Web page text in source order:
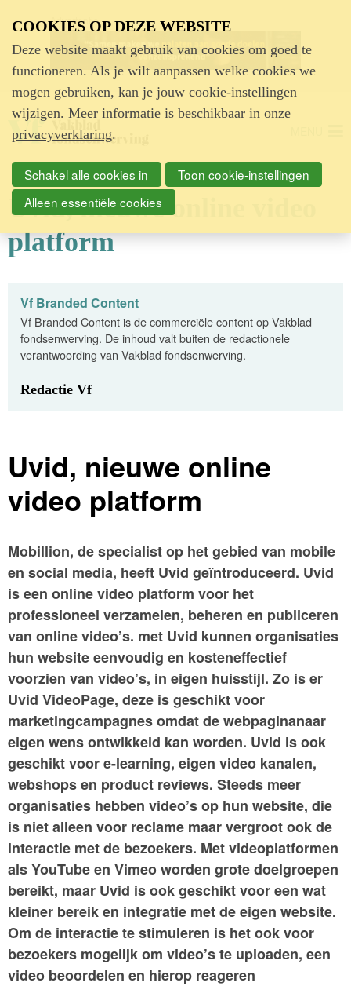
Advertentie
Uvid, nieuwe online video
platform
Vf Branded Content
Vf Branded Content is de commerciële content op Vakblad
fondsenwerving. De inhoud valt buiten de redactionele
verantwoording van Vakblad fondsenwerving.
Redactie Vf
Uvid, nieuwe online
video platform
Mobillion, de specialist op het gebied van mobile
en social media, heeft Uvid geïntroduceerd. Uvid
is een online video platform voor het
professioneel verzamelen, beheren en publiceren
van online video’s. met Uvid kunnen organisaties
hun website eenvoudig en kosteneffectief
voorzien van video’s, in eigen huisstijl. Zo is er
Uvid VideoPage, deze is geschikt voor
marketingcampagnes omdat de webpaginanaar
eigen wens ontwikkeld kan worden. Uvid is ook
geschikt voor e-learning, eigen video kanalen,
webshops en product reviews. Steeds meer
organisaties hebben video’s op hun website, die
is niet alleen voor reclame maar vergroot ook de
interactie met de bezoekers. Met videoplatformen
als YouTube en Vimeo worden grote doelgroepen
bereikt, maar Uvid is ook geschikt voor een wat
kleiner bereik en integratie met de eigen website.
Om de interactie te stimuleren is het ook voor
bezoekers mogelijk om video’s te uploaden, een
video beoordelen en hierop reageren
COOKIES OP DEZE WEBSITE
Deze website maakt gebruik van cookies om goed te
functioneren. Als je wilt aanpassen welke cookies we
mogen gebruiken, kan je jouw cookie-instellingen
wijzigen. Meer informatie is beschikbaar in onze
privacyverklaring.
Schakel alle cookies in
Toon cookie-instellingen
Alleen essentiële cookies